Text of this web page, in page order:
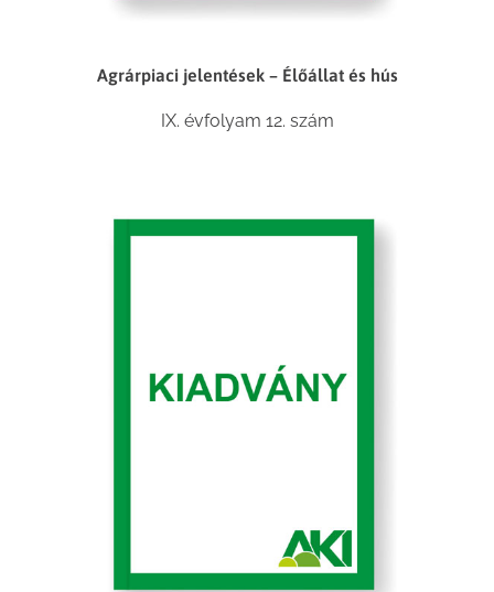
Agrárpiaci jelentések – Élőállat és hús
IX. évfolyam 12. szám